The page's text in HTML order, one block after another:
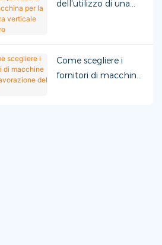
dell'utilizzo di una
del vetro
Come scegliere i
fornitori di macchine